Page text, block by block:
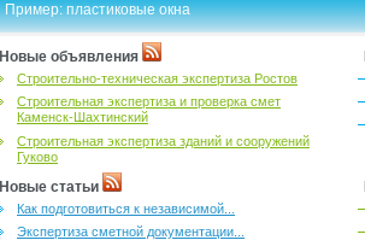
Пример: пластиковые окна
Новые объявления
Строительно-техническая экспертиза Ростов
Строительная экспертиза и проверка смет
Каменск-Шахтинский
Строительная экспертиза зданий и сооружений
Гуково
Новые статьи
Как подготовиться к независимой...
Экспертиза сметной документации...